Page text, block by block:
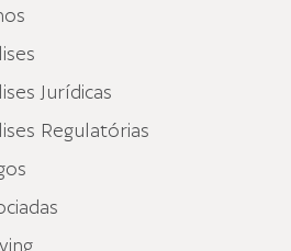
Jurídicas
Regulatórias